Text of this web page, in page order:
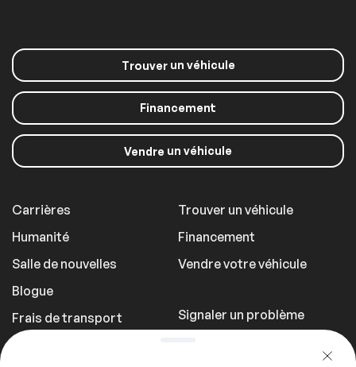
Trouverun véhicule
Financement
Vendre un véhicule
Carrières
Humanité
Salle de nouvelles
Blogue
Frais de transport
Trouver un véhicule
Financement
Vendre votre véhicule
Signaler un problème